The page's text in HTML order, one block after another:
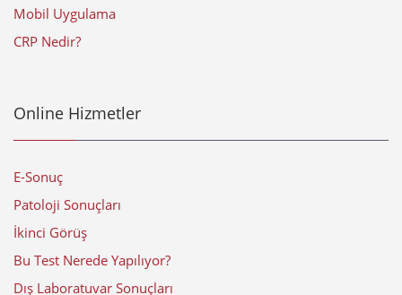
Mobil Uygulama
CRP Nedir?
Online Hizmetler
E-Sonuç
Patoloji Sonuçları
İkinci Görüş
Bu Test Nerede Yapılıyor?
Dış Laboratuvar Sonuçları